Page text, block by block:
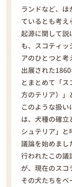
ランドなど、
ているとも考え
起源に関して説
も、スコティッ
アのひとつと考
出展された
とまとめて「
方のテリア）」
このような扱
は、犬種の確立
シュテリア」と
議論を始めまし
行われたこの議
が、現在のスコ
その犬たちをベ